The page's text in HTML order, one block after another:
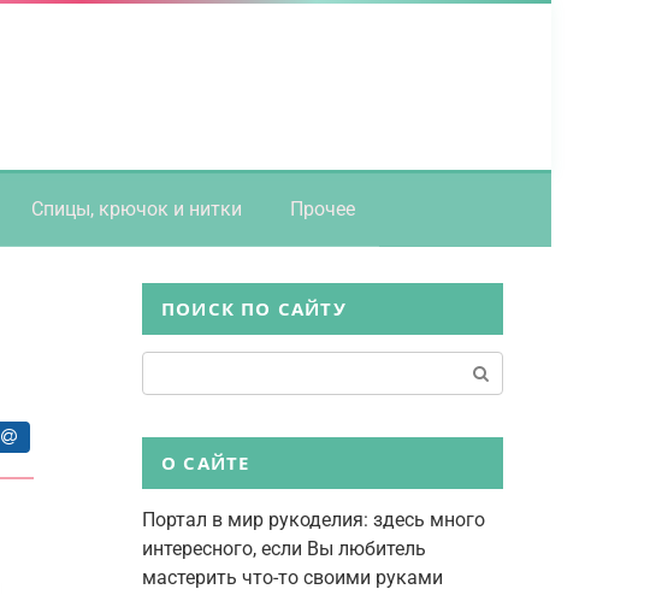
Спицы, крючок и нитки Прочее
ПОИСК ПО САЙТУ
О САЙТЕ
Портал в мир рукоделия: здесь много
интересного, если Вы любитель
мастерить что-то своими руками